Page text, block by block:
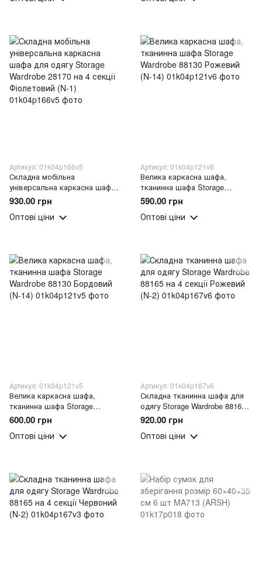
Артикул: 01k04p166v5
Складна мобільна
універсальна каркасна шафа
для одягу Storage Wardrobe
28170 на 4 секції Фіолетовий
(N-1)
930.00 грн
Оптові ціни
Артикул: 01k04p121v6
Велика каркасна шафа,
тканинна шафа Storage
Wardrobe 88130 Рожевий (N-14)
590.00 грн
Оптові ціни
Артикул: 01k04p121v5
Велика каркасна шафа,
тканинна шафа Storage
Wardrobe 88130 Бордовий (N-
14)
600.00 грн
Оптові ціни
Артикул: 01k04p167v6
Складна тканинна шафа для
одягу Storage Wardrobe 88165
на 4 секції Рожевий (N-2)
920.00 грн
Оптові ціни